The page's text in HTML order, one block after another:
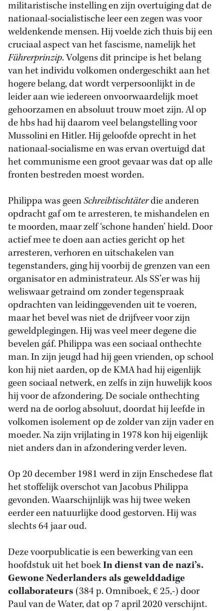
militaristische instelling en zijn overtuiging dat de
nationaal-socialistische leer een zegen was voor
weldenkende mensen. Hij voelde zich thuis bij een
cruciaal aspect van het fascisme, namelijk het
Führerprinzip. Volgens dit principe is het belang
van het individu volkomen ondergeschikt aan het
hogere belang, dat wordt verpersoonlijkt in de
leider aan wie iedereen onvoorwaardelijk moet
gehoorzamen en absoluut trouw moet zijn. Al op
de hbs had hij daarom veel belangstelling voor
Mussolini en Hitler. Hij geloofde oprecht in het
nationaal-socialisme en was ervan overtuigd dat
het communisme een groot gevaar was dat op alle
fronten bestreden moest worden.
Philippa was geenSchreibtischtäterdie anderen
opdracht gaf om te arresteren, te mishandelen en
te moorden, maar zelf ‘schone handen’ hield. Door
actief mee te doen aan acties gericht op het
arresteren, verhoren en uitschakelen van
tegenstanders, ging hij voorbij de grenzen van een
organisator en administrateur. Als SS’er was hij
weliswaar getraind om zonder tegenspraak
opdrachten van leidinggevenden uit te voeren,
maar het bevel was niet de drijfveer voor zijn
geweldplegingen. Hij was veel meer degene die
bevelen gáf. Philippa was een sociaal onthechte
man. In zijn jeugd had hij geen vrienden, op school
kon hij niet aarden, op de KMA had hij eigenlijk
geen sociaal netwerk, en zelfs in zijn huwelijk koos
hij voor de afzondering. De sociale onthechting
werd na de oorlog absoluut, doordat hij leefde in
volkomen isolement op de zolder van zijn vader en
moeder. Na zijn vrijlating in 1978 kon hij eigenlijk
niet anders dan in afzondering verder leven.
Op 20 december 1981 werd in zijn Enschedese flat
het stoffelijk overschot van Jacobus Philippa
gevonden. Waarschijnlijk was hij twee weken
eerder een natuurlijke dood gestorven. Hij was
slechts 64 jaar oud.
Deze voorpublicatie is een bewerking van een
hoofdstuk uit het boekIn dienst van de nazi’s.
Gewone Nederlanders als gewelddadige
collaborateurs (384 p. Omniboek, € 25,-) door
Paul van de Water, dat op 7 april 2020 verschijnt.